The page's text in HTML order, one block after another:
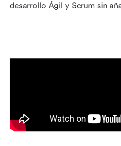
desarrollo Ágil y Scrum sin